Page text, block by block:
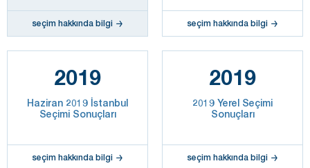
seçim hakkında bilgi seçim hakkında bilgi
2019
Haziran 2019 İstanbul
Seçimi Sonuçları
seçim hakkında bilgi
2019
2019 Yerel Seçimi
Sonuçları
seçim hakkında bilgi